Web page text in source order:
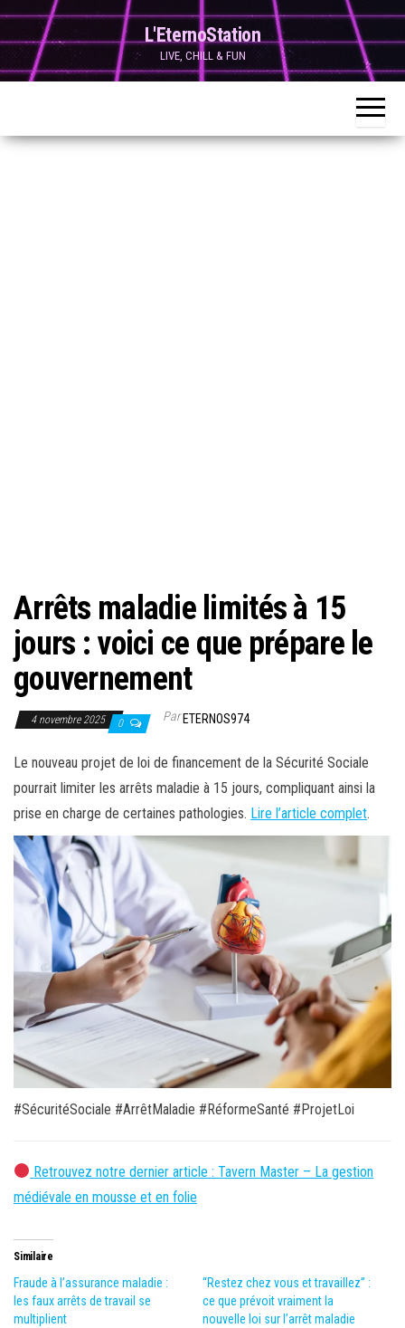
Skip
to
content
L'EternoStation
LIVE, CHILL & FUN
Arrêts maladie limités à 15
jours : voici ce que prépare le
gouvernement
4 novembre 2025 0 ParETERNOS974
Le nouveau projet de loi de financement de la Sécurité Sociale
pourrait limiter les arrêts maladie à 15 jours, compliquant ainsi la
prise en charge de certaines pathologies. Lire l’article complet.
#SécuritéSociale #ArrêtMaladie #RéformeSanté #ProjetLoi
Retrouvez notre dernier article : Tavern Master – La gestion
médiévale en mousse et en folie
Similaire
Fraude à l’assurance maladie :
les faux arrêts de travail se
multiplient
“Restez chez vous et travaillez” :
ce que prévoit vraiment la
nouvelle loi sur l’arrêt maladie